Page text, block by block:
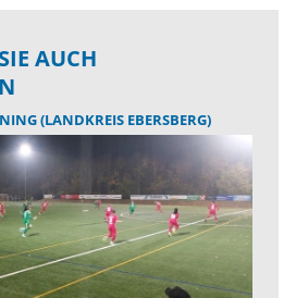
AUCH
(LANDKREIS EBERSBERG)